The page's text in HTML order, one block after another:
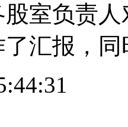
股室负责
汇报，同